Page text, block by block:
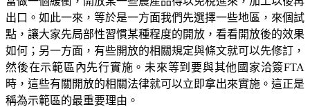
出口。如此一來，等於是一方面我們先選擇一些地區，來個試
點，讓大家先局部性習慣某種程度的開放，看看開放後的效果
如何；另一方面，有些開放的相關規定與條文就可以先修訂，
然後在示範區內先行實施。未來等到要與其他國家洽簽FTA
時，這些有關開放的相關法律就可以立即拿出來實施。這正是
稱為示範區的最重要理由。